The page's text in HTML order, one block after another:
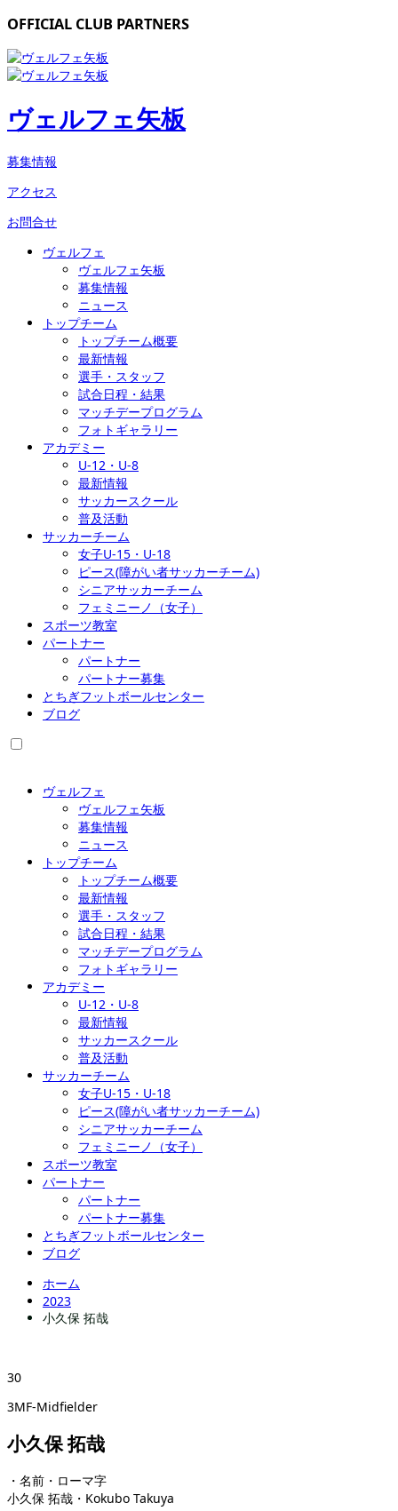
OFFICIAL CLUB PARTNERS
ヴェルフェ矢板
募集情報
アクセス
お問合せ
ヴェルフェ
ヴェルフェ矢板
募集情報
ニュース
トップチーム
トップチーム概要
最新情報
選手・スタッフ
試合日程・結果
マッチデープログラム
フォトギャラリー
アカデミー
U-12・U-8
最新情報
サッカースクール
普及活動
サッカーチーム
女子U-15・U-18
ピース(障がい者サッカーチーム)
シニアサッカーチーム
フェミニーノ（女子）
スポーツ教室
パートナー
パートナー
パートナー募集
とちぎフットボールセンター
ブログ
ヴェルフェ
ヴェルフェ矢板
募集情報
ニュース
トップチーム
トップチーム概要
最新情報
選手・スタッフ
試合日程・結果
マッチデープログラム
フォトギャラリー
アカデミー
U-12・U-8
最新情報
サッカースクール
普及活動
サッカーチーム
女子U-15・U-18
ピース(障がい者サッカーチーム)
シニアサッカーチーム
フェミニーノ（女子）
スポーツ教室
パートナー
パートナー
パートナー募集
とちぎフットボールセンター
ブログ
ホーム
2023
小久保 拓哉
30
3MF-Midfielder
小久保 拓哉
・名前・ローマ字
小久保 拓哉・Kokubo Takuya